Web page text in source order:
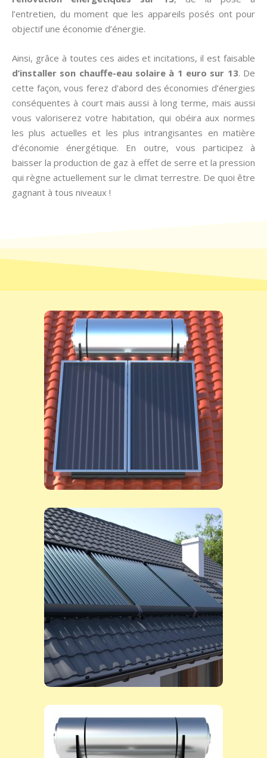
l’entretien, du moment que les appareils posés ont pour
objectif une économie d’énergie.
Ainsi, grâce à toutes ces aides et incitations, il est faisable
d’installer son chauffe-eau solaire à 1 euro sur 13. De
cette façon, vous ferez d’abord des économies d’énergies
conséquentes à court mais aussi à long terme, mais aussi
vous valoriserez votre habitation, qui obéira aux normes
les plus actuelles et les plus intrangisantes en matière
d’économie énergétique. En outre, vous participez à
baisser la production de gaz à effet de serre et la pression
qui règne actuellement sur le climat terrestre. De quoi être
gagnant à tous niveaux !